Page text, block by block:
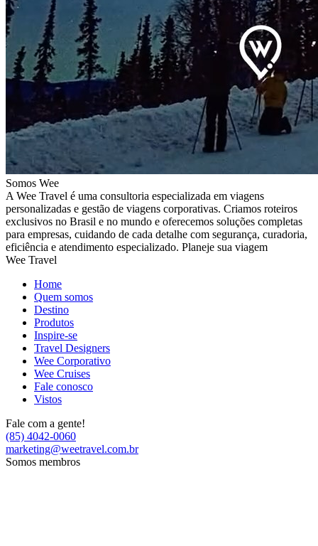
Somos Wee
A Wee Travel é uma consultoria especializada em viagens
personalizadas e gestão de viagens corporativas. Criamos roteiros
exclusivos no Brasil e no mundo e oferecemos soluções completas
para empresas, cuidando de cada detalhe com segurança, curadoria,
eficiência e atendimento especializado. Planeje sua viagem
Wee Travel
Home
Quem somos
Destino
Produtos
Inspire-se
Travel Designers
Wee Corporativo
Wee Cruises
Fale conosco
Vistos
Fale com a gente!
(85) 4042-0060
marketing@weetravel.com.br
Somos membros